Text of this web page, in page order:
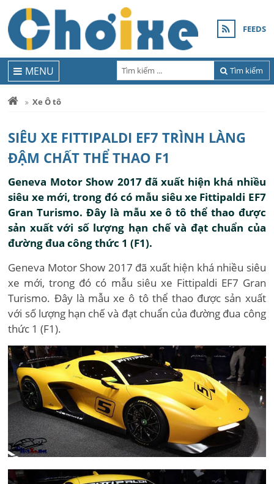
FEEDS
Tìm kiếm
MENU
Xe Ô tô
SIÊU XE FITTIPALDI EF7 TRÌNH LÀNG
ĐẬM CHẤT THỂ THAO F1
Geneva Motor Show 2017 đã xuất hiện khá nhiều
siêu xe mới, trong đó có mẫu siêu xe Fittipaldi EF7
Gran Turismo. Đây là mẫu xe ô tô thể thao được
sản xuất với số lượng hạn chế và đạt chuẩn của
đường đua công thức 1 (F1).
Geneva Motor Show 2017 đã xuất hiện khá nhiều siêu
xe mới, trong đó có mẫu siêu xe Fittipaldi EF7 Gran
Turismo. Đây là mẫu xe ô tô thể thao được sản xuất
với số lượng hạn chế và đạt chuẩn của đường đua công
thức 1 (F1).